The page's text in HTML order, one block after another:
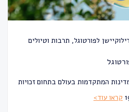
רילוקיישן לפורטוגל, תרבות וטיולים
המתקדמות בעולם בתחום זכויות
קראו עוד>